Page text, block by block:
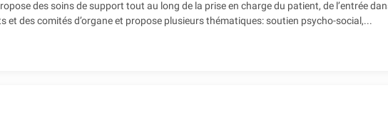
des soins de support tout au long de la prise en charge du patient, de l’entrée
et des comités d’organe et propose plusieurs thématiques: soutien psycho-social,...